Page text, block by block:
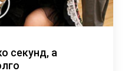
секунд, а